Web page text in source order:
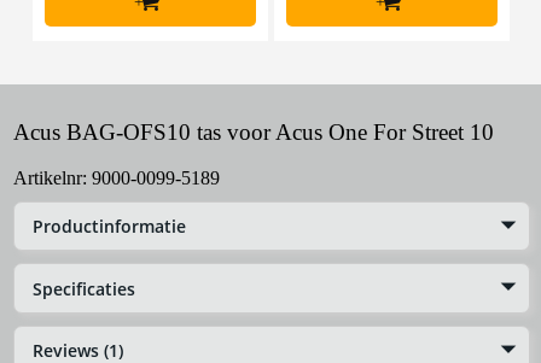
Acus BAG-OFS10 tas voor Acus One For Street 10
Artikelnr: 9000-0099-5189
Productinformatie
Specificaties
Reviews (1)